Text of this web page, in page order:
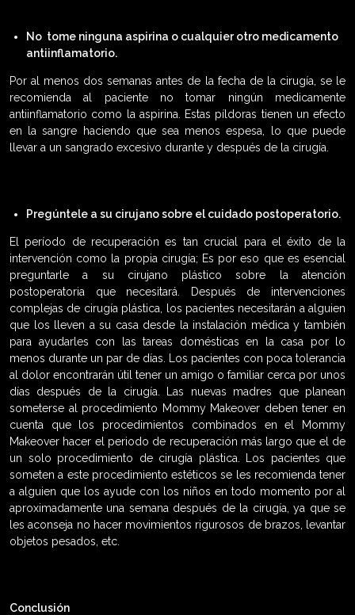
No tome ninguna aspirina o cualquier otro medicamento
antiinflamatorio.
Por al menos dos semanas antes de la fecha de la cirugía, se le
recomienda al paciente no tomar ningún medicamente
antiinflamatorio como la aspirina. Estas píldoras tienen un efecto
en la sangre haciendo que sea menos espesa, lo que puede
llevar a un sangrado excesivo durante y después de la cirugía.
Pregúntele a su cirujano sobre el cuidado postoperatorio.
El período de recuperación es tan crucial para el éxito de la
intervención como la propia cirugía; Es por eso que es esencial
preguntarle a su cirujano plástico sobre la atención
postoperatoria que necesitará. Después de intervenciones
complejas de cirugía plástica, los pacientes necesitarán a alguien
que los lleven a su casa desde la instalación médica y también
para ayudarles con las tareas domésticas en la casa por lo
menos durante un par de días. Los pacientes con poca tolerancia
al dolor encontrarán útil tener un amigo o familiar cerca por unos
días después de la cirugía. Las nuevas madres que planean
someterse al procedimiento Mommy Makeover deben tener en
cuenta que los procedimientos combinados en el Mommy
Makeover hacer el periodo de recuperación más largo que el de
un solo procedimiento de cirugía plástica. Los pacientes que
someten a este procedimiento estéticos se les recomienda tener
a alguien que los ayude con los niños en todo momento por al
aproximadamente una semana después de la cirugía, ya que se
les aconseja no hacer movimientos rigurosos de brazos, levantar
objetos pesados, etc.
Conclusión